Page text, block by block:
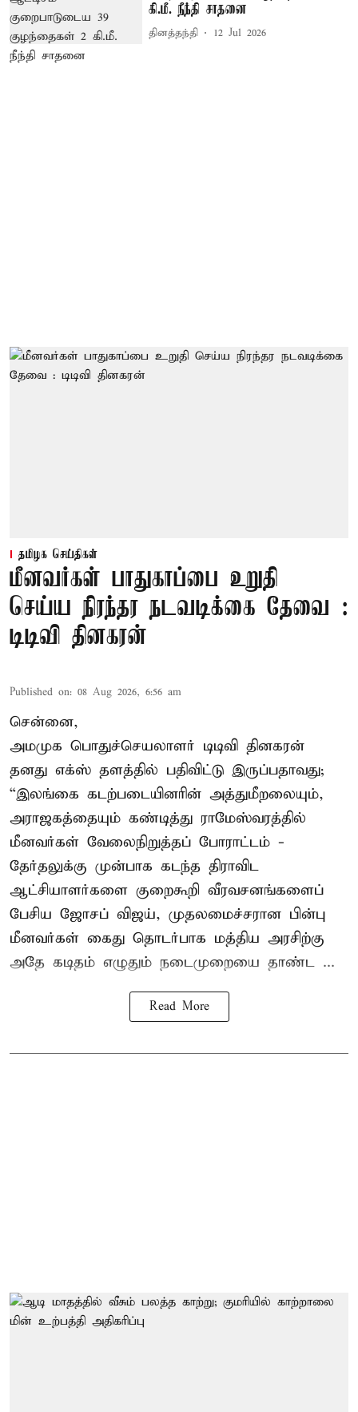
கி.மீ. நீந்தி சாதனை
தினத்தந்தி 12 Jul 2026
தமிழக செய்திகள்
மீனவர்கள் பாதுகாப்பை உறுதி
செய்ய நிரந்தர நடவடிக்கை தேவை :
டிடிவி தினகரன்
Published on: 08 Aug 2026, 6:56 am
சென்னை,
அமமுக பொதுச்செயலாளர் டிடிவி தினகரன்
தனது எக்ஸ் தளத்தில் பதிவிட்டு இருப்பதாவது;
“இலங்கை கடற்படையினரின் அத்துமீறலையும்,
அராஜகத்தையும் கண்டித்து ராமேஸ்வரத்தில்
மீனவர்கள் வேலைநிறுத்தப் போராட்டம் -
தேர்தலுக்கு முன்பாக கடந்த திராவிட
ஆட்சியாளர்களை குறைகூறி வீரவசனங்களைப்
பேசிய ஜோசப் விஜய், முதலமைச்சரான பின்பு
மீனவர்கள் கைது தொடர்பாக மத்திய அரசிற்கு
அதே கடிதம் எழுதும் நடைமுறையை தாண்ட ...
Read More